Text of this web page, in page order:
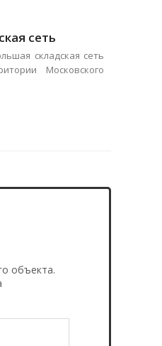
сеть
складская сеть
Московского
объекта.